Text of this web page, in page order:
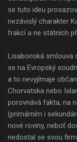
se tuto ideu
nezávislý charakter
frakcí a ne státních
Lisabonská smlouva
se na Evropský
a to nevyjímaje
Chorvatska nebo
porovnává fakta, na
(primárním i
nové roviny, neboť
nedostal se svou